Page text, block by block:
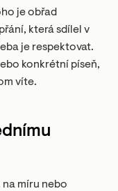
je obřad
která sdílel v
je respektovat.
konkrétní píseň,
víte.
míru nebo